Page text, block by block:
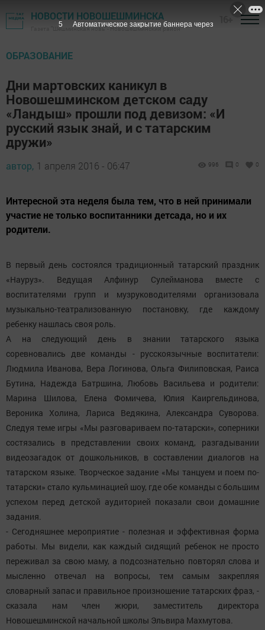
НОВОСТИ НОВОШЕШМИНСКА
Газета "Шешминская новь" - Новошешминский район
ОБРАЗОВАНИЕ
Дни мартовских каникул в
Новошешминском детском саду
«Ландыш» прошли под девизом: «И
русский язык знай, и с татарским
дружи»
автор, 1 апреля 2016 - 06:47 996 0 0
Интересной эта неделя была тем, что в ней принимали
участие не только воспитанники детсада, но и их
родители.
В первый день состоялся традиционный татарский праздник
«Науруз». Ведущая Алфинур Сулейманова вместе с
воспитателями групп и музруководителями организовала
музыкально-театрализованную постановку, где каждому
ребенку нашлась своя роль.
А на следующий день в знании татарского языка
соревновались две команды - русскоязычные воспитатели:
Людмила Иванова, Вера Логинова, Ольга Филиповская, Раиса
Бутина, Надежда Батршина, Любовь Васильева и родители:
Марина Шилова, Елена Фомичева, Юлия Каиргельдинова,
Вероника Холина, Лариса Ведякина, Александра Суворова.
Следуя теме игры «Мы разговариваем по-татарски», соперники
состязались в представлении своих команд, разгадывании
видеозагадок от дошкольников, в составлении диалогов на
татарском языке. Творческое задание «Мы танцуем и поем по-
татарски» стало кульминацией шоу, где обе команды с большим
успехом перед детской аудиторией показали свои домашние
задания.
- Сегодняшнее мероприятие - полезная и эффективная форма
работы. Мы видели, как каждый сидящий ребенок не просто
переживал за свою маму, а подсознательно повторял слова и
мысленно отвечал на вопросы, тем самым закрепляя
словарный запас и правильное произношение татарских фраз, -
сказала нам член жюри, заместитель директора
Новошешминской начальной школы Эльвира Махмутова.
5 Автоматическое закрытие баннера через